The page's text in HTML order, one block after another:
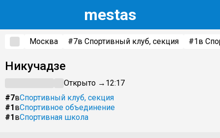
mestas
Москва #7в Спортивный клуб, секция #1в
Никучадзе
Открыто → 12:17
#7вСпортивный клуб, секция
#1вСпортивное объединение
#1вСпортивная школа